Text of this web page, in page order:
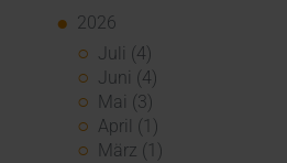
2026
Juli (4)
Juni (4)
Mai (3)
April (1)
März (1)